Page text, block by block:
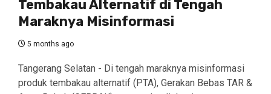
Tembakau Alternatif di Tengah
Maraknya Misinformasi
5 months ago
Tangerang Selatan - Di tengah maraknya misinformasi
produk tembakau alternatif (PTA), Gerakan Bebas TAR &